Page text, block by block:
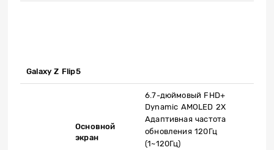
​Galaxy Z Flip5
Основной
экран
6.7-дюймовый FHD+
Dynamic AMOLED 2X
Адаптивная частота
обновления 120Гц
(1~120Гц)